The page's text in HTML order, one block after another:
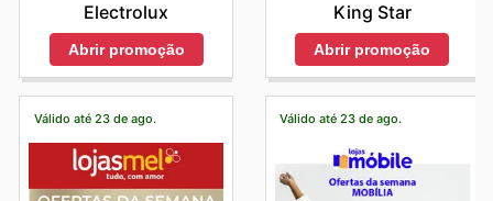
Electrolux
Abrir promoção
King Star
Abrir promoção
Válido até 23 de ago. Válido até 23 de ago.